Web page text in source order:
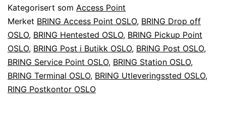
Kategorisert som Access Point
Merket BRING Access Point OSLO, BRING Drop off
OSLO, BRING Hentested OSLO, BRING Pickup Point
OSLO, BRING Post i Butikk OSLO, BRING Post OSLO,
BRING Service Point OSLO, BRING Station OSLO,
BRING Terminal OSLO, BRING Utleveringssted OSLO,
RING Postkontor OSLO